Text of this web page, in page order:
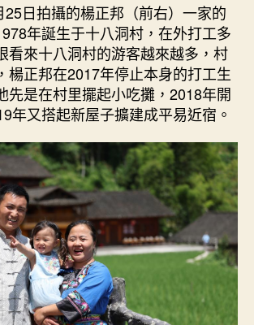
日拍攝的楊正邦（前右）一家的
年誕生于十八洞村，在外打工多
看來十八洞村的游客越來越多，村
楊正邦在2017年停止本身的打工生
先是在村里擺起小吃攤，2018年開
年又搭起新屋子擴建成平易近宿。